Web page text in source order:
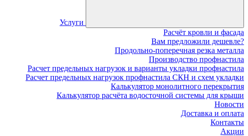
Услуги
Расчёт кровли и фасада
Вам предложили дешевле?
Продольно-поперечная резка металла
Производство профнастила
Расчет предельных нагрузок и варианты укладки профнастила
Расчет предельных нагрузок профнастила СКН и схем укладки
Калькулятор монолитного перекрытия
Калькулятор расчёта водосточной системы для крыши
Новости
Доставка и оплата
Контакты
Акции